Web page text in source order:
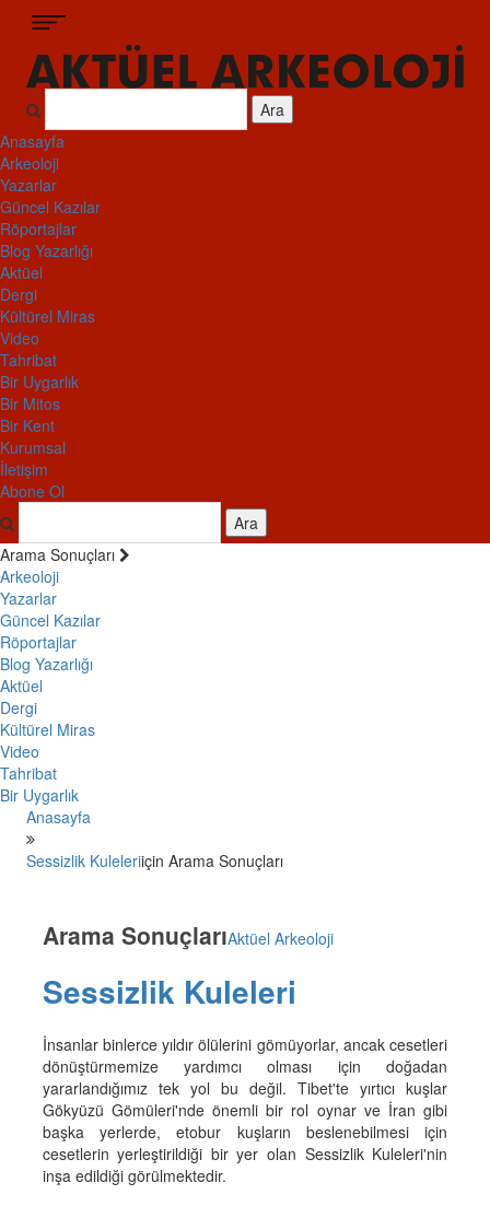
Ara
Anasayfa
Arkeoloji
Yazarlar
Güncel Kazılar
Röportajlar
Blog Yazarlığı
Aktüel
Dergi
Kültürel Miras
Video
Tahribat
Bir Uygarlık
Bir Mitos
Bir Kent
Kurumsal
İletişim
Abone Ol
Ara
Arama Sonuçları
Arkeoloji
Yazarlar
Güncel Kazılar
Röportajlar
Blog Yazarlığı
Aktüel
Dergi
Kültürel Miras
Video
Tahribat
Bir Uygarlık
Anasayfa
Sessizlik Kuleleriiçin Arama Sonuçları
Arama SonuçlarıAktüel Arkeoloji
Sessizlik Kuleleri
İnsanlar binlerce yıldır ölülerini gömüyorlar, ancak cesetleri
dönüştürmemize yardımcı olması için doğadan
yararlandığımız tek yol bu değil. Tibet'te yırtıcı kuşlar
Gökyüzü Gömüleri'nde önemli bir rol oynar ve İran gibi
başka yerlerde, etobur kuşların beslenebilmesi için
cesetlerin yerleştirildiği bir yer olan Sessizlik Kuleleri'nin
inşa edildiği görülmektedir.